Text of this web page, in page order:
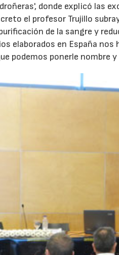
donde explicó las
el profesor Trujillo
de la sangre y
elaborados en España
podemos ponerle nombre